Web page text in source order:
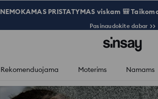
NEMOKAMAS PRISTATYMAS viskam 🎒
Pasinaudokite dabar >>
Rekomenduojama Moterims Namams